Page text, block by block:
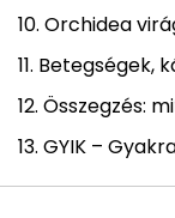
Orchidea
Betegségek,
Összegzés:
GYIK –